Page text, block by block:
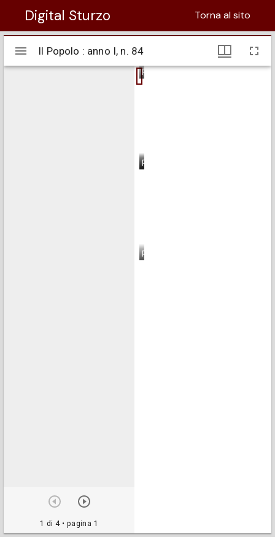
Digital Sturzo Torna al sito
Visualizzatore
Mirador
Il Popolo : anno I, n. 84
1 di 4• pagina 1
pagina 1
pagina 2
pagina 3
pagina 4
Il Popolo : anno I, n. 84